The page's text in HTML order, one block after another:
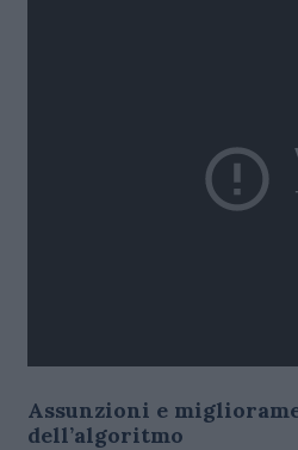
Assunzioni e
dell’algoritmo